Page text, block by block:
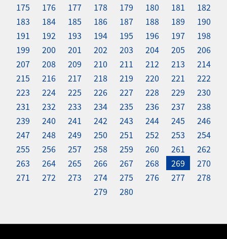
175
176 177 178 179 180 181
182
183
184 185 186 187 188 189
190
191
192 193 194 195 196 197
198
199
200 201 202 203 204 205
206
207
208 209 210 211 212 213
214
215
216 217 218 219 220 221
222
223
224 225 226 227 228 229
230
231
232 233 234 235 236 237
238
239
240 241 242 243 244 245
246
247
248 249 250 251 252 253
254
255
256 257 258 259 260 261
262
263
264 265 266 267 268 269
270
271
272 273 274 275 276 277
278
279
280